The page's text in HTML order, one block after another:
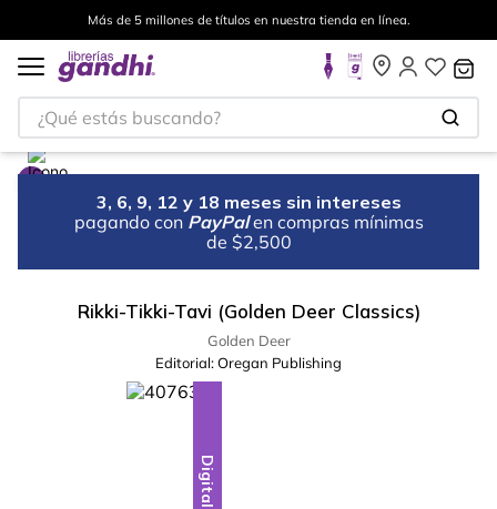
Más de 5 millones de títulos en nuestra tienda en línea.
¿Qué estás buscando?
3, 6, 9, 12 y 18 meses sin intereses
pagando con PayPal en compras mínimas
de $2,500
Rikki-Tikki-Tavi (Golden Deer Classics)
Golden Deer
Editorial:Oregan Publishing
Digital